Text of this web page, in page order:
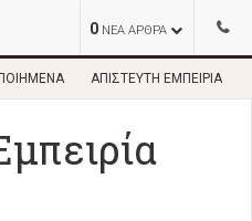
0 ΝΕΑ ΑΡΘΡΑ
ΑΠΊΣΤΕΥΤΗ ΕΜΠΕΙΡΊΑ